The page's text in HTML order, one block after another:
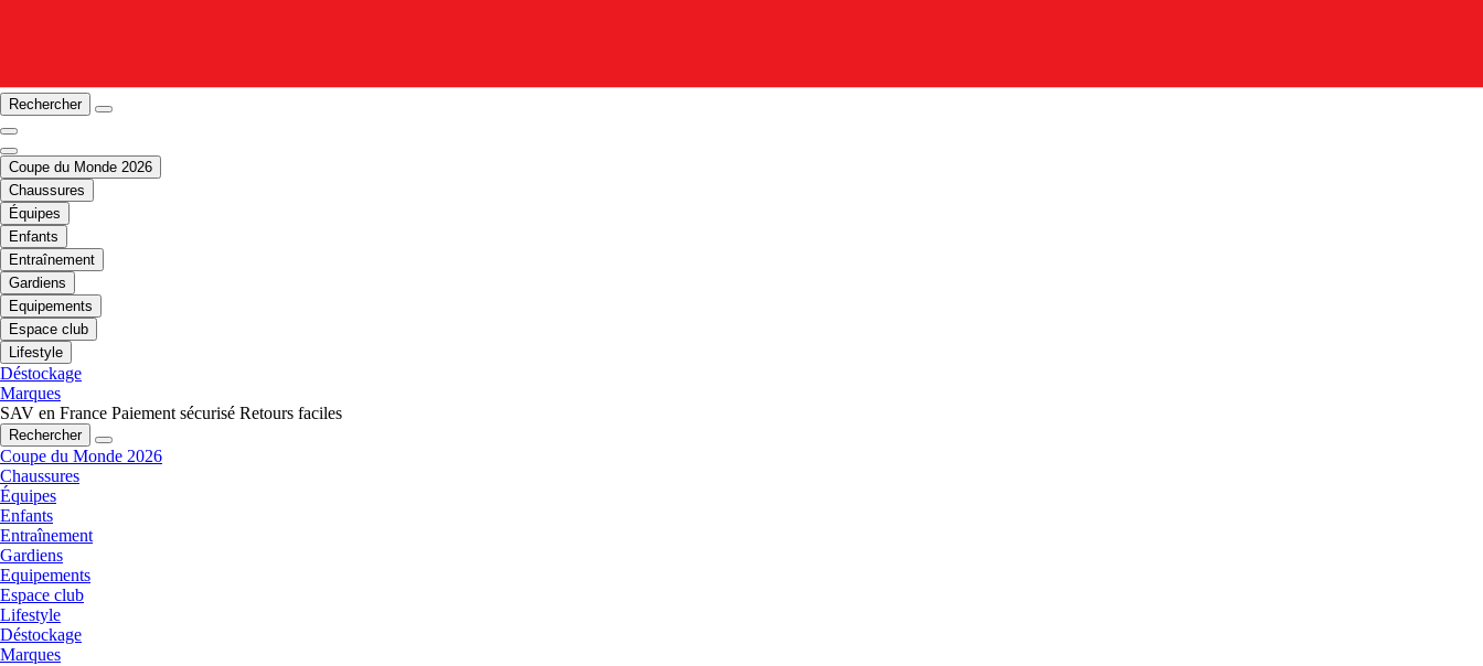
Rechercher
Coupe du Monde 2026
Chaussures
Équipes
Enfants
Entraînement
Gardiens
Equipements
Espace club
Lifestyle
Déstockage
Marques
SAV en France Paiement sécurisé Retours faciles
Rechercher
Coupe du Monde 2026
Chaussures
Équipes
Enfants
Entraînement
Gardiens
Equipements
Espace club
Lifestyle
Déstockage
Marques